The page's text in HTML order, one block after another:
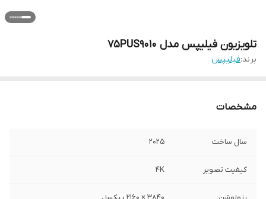
تلویزیون فیلیپس مدل 75PUS9010
برند:فیلیپس
مشخصات
سال ساخت 2025
کیفیت تصویر ۴K